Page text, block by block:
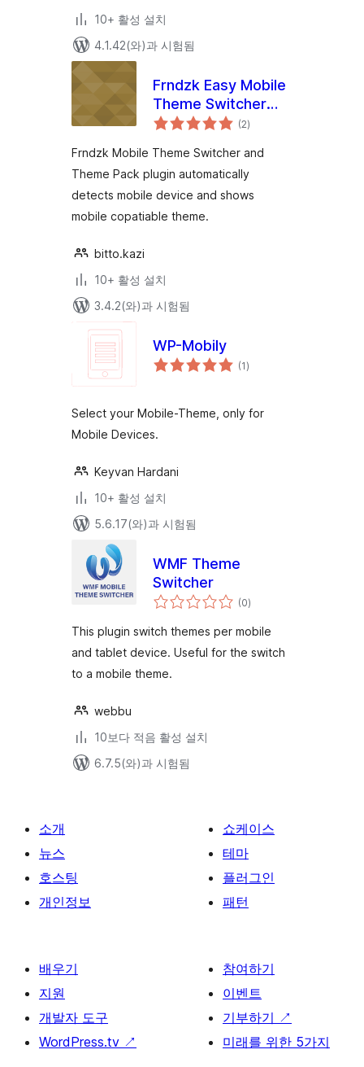
10+ 활성 설치
4.1.42(와)과 시험됨
Frndzk Easy Mobile
Theme Switcher
with Theme pack
(2전
체
점
)
Frndzk Mobile Theme Switcher and
Theme Pack plugin automatically
detects mobile device and shows
mobile copatiable theme.
bitto.kazi
10+ 활성 설치
3.4.2(와)과 시험됨
WP-Mobily
(1전
체)
Select your Mobile-Theme, only for
Mobile Devices.
Keyvan Hardani
10+ 활성 설치
5.6.17(와)과 시험됨
WMF Theme
Switcher
(0전
체
점
)
This plugin switch themes per mobile
and tablet device. Useful for the switch
to a mobile theme.
webbu
10보다 적음 활성 설치
6.7.5(와)과 시험됨
소개
뉴스
호스팅
개인정보
쇼케이스
테마
플러그인
패턴
배우기
지원
개발자 도구
WordPress.tv ↗
참여하기
이벤트
기부하기 ↗
미래를 위한 5가지